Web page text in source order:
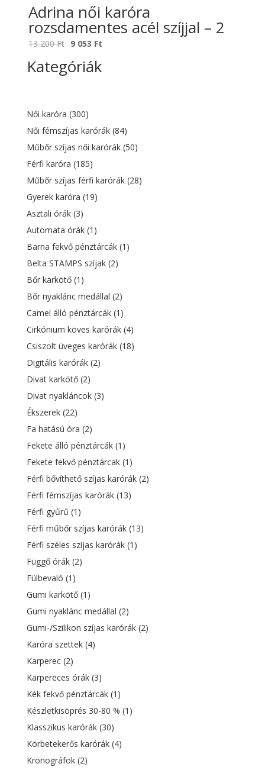
Adrina női karóra
rozsdamentes acél szíjjal – 2
13 200Ft Original
was:
9 053 Ft
Kategóriák
Női karóra (300)
Női fémszíjas karórák (84)
Műbőr szíjas női karórák (50)
Férfi karóra (185)
Műbőr szíjas férfi karórák (28)
Gyerek karóra (19)
Asztali órák (3)
Automata órák (1)
Barna fekvő pénztárcák (1)
Belta STAMPS szíjak (2)
Bőr karkötő (1)
Bőr nyaklánc medállal (2)
Camel álló pénztárcák (1)
Cirkónium köves karórák (4)
Csiszolt üveges karórák (18)
Digitális karórák (2)
Divat karkötő (2)
Divat nyakláncok (3)
Ékszerek (22)
Fa hatású óra (2)
Fekete álló pénztárcák (1)
Fekete fekvő pénztárcak (1)
Férfi bővíthető szíjas karórák (2)
Férfi fémszíjas karórák (13)
Férfi gyűrű (1)
Férfi műbőr szíjas karórák (13)
Férfi széles szíjas karórák (1)
Függő órák (2)
Fülbevaló (1)
Gumi karkötő (1)
Gumi nyaklánc medállal (2)
Gumi-/Szilikon szíjas karórák (2)
Karóra szettek (4)
Karperec (2)
Karpereces órák (3)
Kék fekvő pénztárcák (1)
Készletkisöprés 30-80 % (1)
Klasszikus karórák (30)
Körbetekerős karórák (4)
Kronográfok (2)